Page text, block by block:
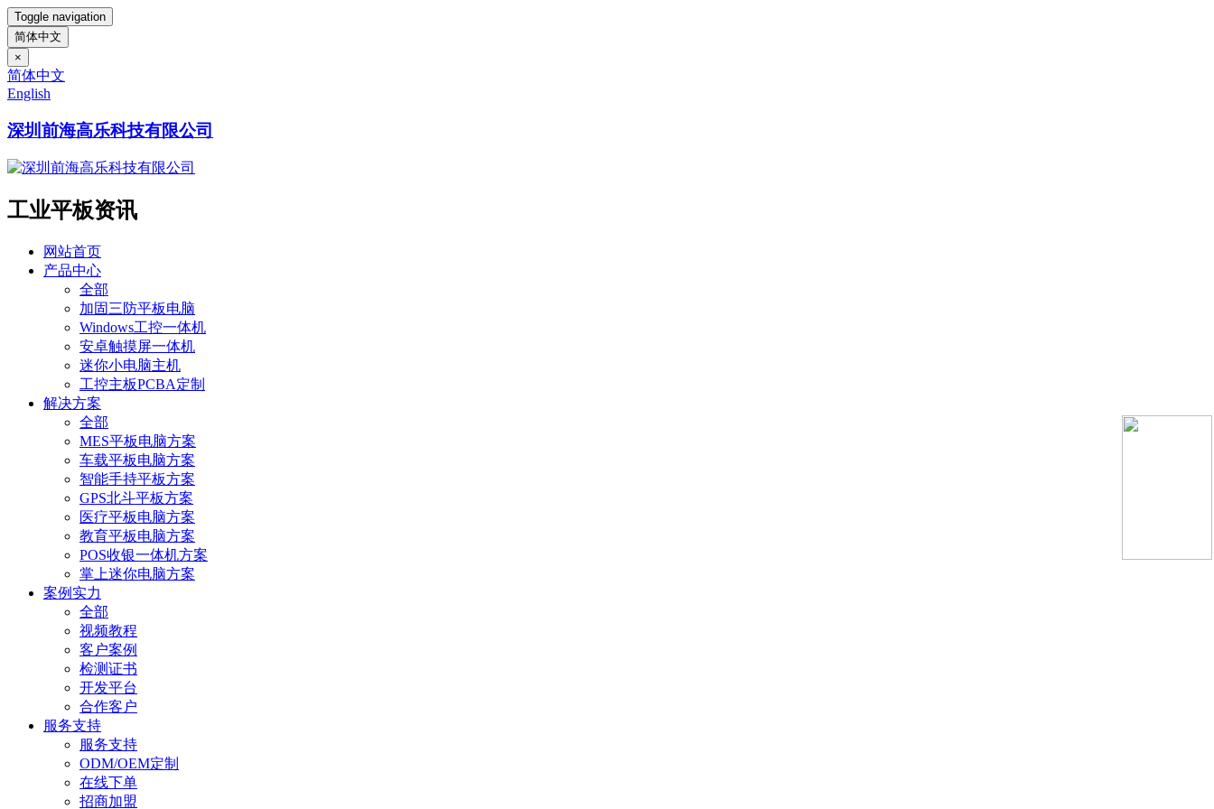
Toggle navigation
简体中文
×
简体中文
English
深圳前海高乐科技有限公司
工业平板资讯
网站首页
产品中心
全部
加固三防平板电脑
Windows工控一体机
安卓触摸屏一体机
迷你小电脑主机
工控主板PCBA定制
解决方案
全部
MES平板电脑方案
车载平板电脑方案
智能手持平板方案
GPS北斗平板方案
医疗平板电脑方案
教育平板电脑方案
POS收银一体机方案
掌上迷你电脑方案
案例实力
全部
视频教程
客户案例
检测证书
开发平台
合作客户
服务支持
服务支持
ODM/OEM定制
在线下单
招商加盟